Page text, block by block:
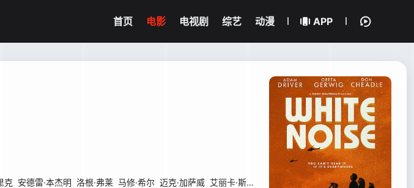
首页 电影 电视剧 综艺 动漫 APP
克 安德雷·本杰明 洛根·弗莱 马修·希尔 迈克·加萨威 艾丽卡·斯维尼 弗朗西斯·觉 本杰明·希勒 Bob Gray